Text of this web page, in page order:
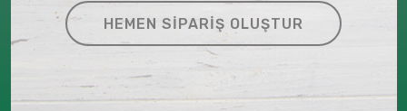
HEMEN SIPARIŞ OLUŞTUR